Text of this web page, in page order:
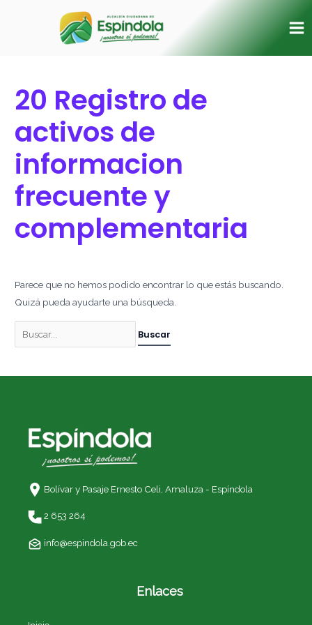
20 Registro de
activos de
informacion
frecuente y
complementaria
Parece que no hemos podido encontrar lo que estás buscando.
Quizá pueda ayudarte una búsqueda.
Bolívar y Pasaje Ernesto Celi, Amaluza - Espíndola
2 653 264
info@espindola.gob.ec
Enlaces